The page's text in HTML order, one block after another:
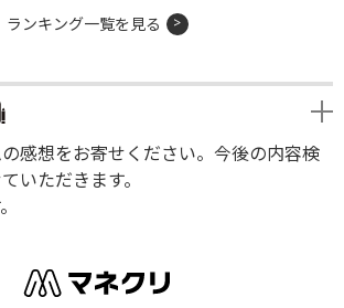
ランキング一覧を見る
感想をお寄せください。今後の内容検
いただきます。